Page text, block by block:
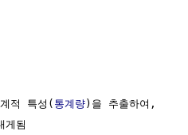
적 특성(통계량)을 추출하여,
게됨